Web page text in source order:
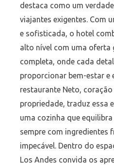
destaca como um
viajantes exigentes. Com
e sofisticada, o hotel
alto nível com uma oferta
completa, onde cada
proporcionar bem-estar e
restaurante Neto,
propriedade, traduz essa
uma cozinha que
sempre com ingredientes
impecável. Dentro do
Los Andes convida os